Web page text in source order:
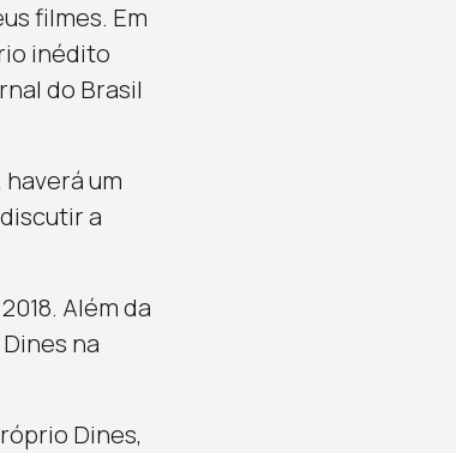
filmes. Em
inédito
do Brasil
um
a
Além da
na
Dines,